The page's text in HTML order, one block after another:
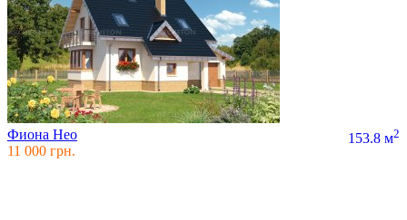
Фиона Нео 153.8 м2
11 000 грн.